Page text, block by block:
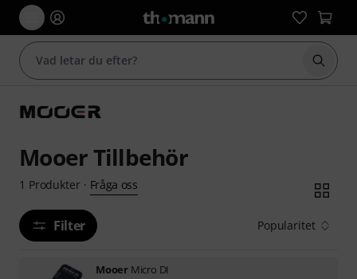
Börja
Mooer Tillbehör
1 Produkter· Fråga oss
Filter Popularitet
Mooer Micro DI